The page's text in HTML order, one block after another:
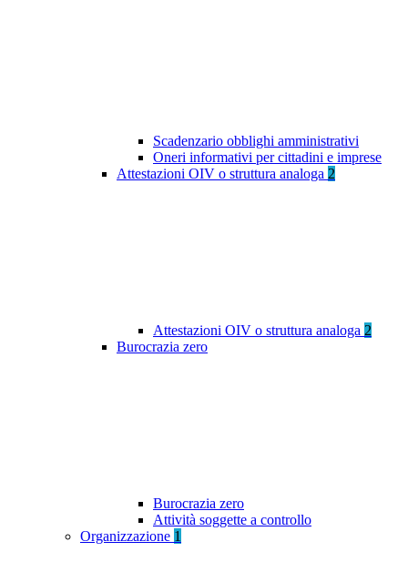
Scadenzario obblighi amministrativi
Oneri informativi per cittadini e imprese
Attestazioni OIV o struttura analoga 2
Attestazioni OIV o struttura analoga 2
Burocrazia zero
Burocrazia zero
Attività soggette a controllo
Organizzazione 1